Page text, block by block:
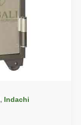
, Indachi